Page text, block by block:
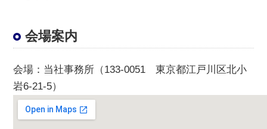
会場案内
会場 ：当社事務所（133-0051 東京都江戸川区北小
岩6-21-5）